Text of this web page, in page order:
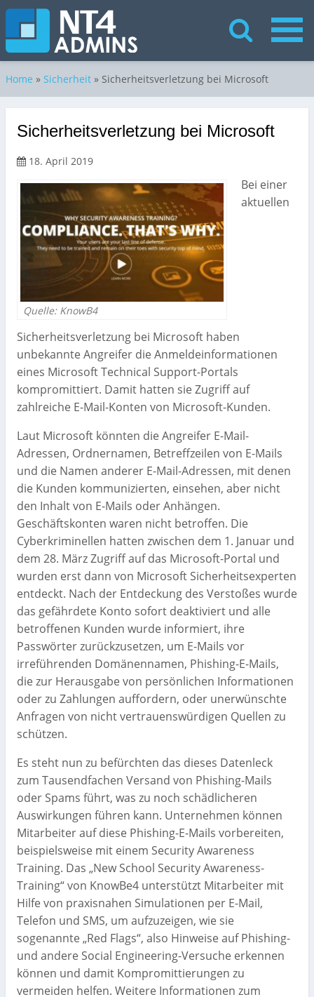
Home » Sicherheit » Sicherheitsverletzung bei Microsoft
Sicherheitsverletzung bei Microsoft
18. April 2019
Quelle: KnowB4
Bei einer
aktuellen
Sicherheitsverletzung bei Microsoft haben
unbekannte Angreifer die Anmeldeinformationen
eines Microsoft Technical Support-Portals
kompromittiert. Damit hatten sie Zugriff auf
zahlreiche E-Mail-Konten von Microsoft-Kunden.
Laut Microsoft könnten die Angreifer E-Mail-
Adressen, Ordnernamen, Betreffzeilen von E-Mails
und die Namen anderer E-Mail-Adressen, mit denen
die Kunden kommunizierten, einsehen, aber nicht
den Inhalt von E-Mails oder Anhängen.
Geschäftskonten waren nicht betroffen. Die
Cyberkriminellen hatten zwischen dem 1. Januar und
dem 28. März Zugriff auf das Microsoft-Portal und
wurden erst dann von Microsoft Sicherheitsexperten
entdeckt. Nach der Entdeckung des Verstoßes wurde
das gefährdete Konto sofort deaktiviert und alle
betroffenen Kunden wurde informiert, ihre
Passwörter zurückzusetzen, um E-Mails vor
irreführenden Domänennamen, Phishing-E-Mails,
die zur Herausgabe von persönlichen Informationen
oder zu Zahlungen auffordern, oder unerwünschte
Anfragen von nicht vertrauenswürdigen Quellen zu
schützen.
Es steht nun zu befürchten das dieses Datenleck
zum Tausendfachen Versand von Phishing-Mails
oder Spams führt, was zu noch schädlicheren
Auswirkungen führen kann. Unternehmen können
Mitarbeiter auf diese Phishing-E-Mails vorbereiten,
beispielsweise mit einem Security Awareness
Training. Das „New School Security Awareness-
Training“ von KnowBe4 unterstützt Mitarbeiter mit
Hilfe von praxisnahen Simulationen per E-Mail,
Telefon und SMS, um aufzuzeigen, wie sie
sogenannte „Red Flags“, also Hinweise auf Phishing-
und andere Social Engineering-Versuche erkennen
können und damit Kompromittierungen zu
vermeiden helfen. Weitere Informationen zum